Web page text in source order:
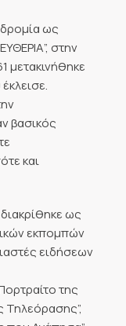
ως
στην
μετακινήθηκε
βασικός
και
ως
εκπομπών
ειδήσεων
της
Τηλεόρασης”,